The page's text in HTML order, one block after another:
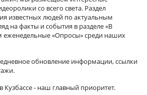
со всего света. Раздел
известных людей по актуальным
на факты и события в разделе «В
«Опросы» среди наших
обновление информации, ссылки
Кузбассе - наш главный приоритет.